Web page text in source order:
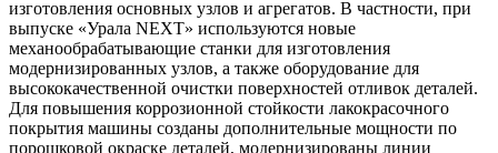
изготовления основных узлов и агрегатов. В частности, при
выпуске «Урала NEXT» используются новые
механообрабатывающие станки для изготовления
модернизированных узлов, а также оборудование для
высококачественной очистки поверхностей отливок деталей.
Для повышения коррозионной стойкости лакокрасочного
покрытия машины созданы дополнительные мощности по
порошковой окраске деталей, модернизированы линии